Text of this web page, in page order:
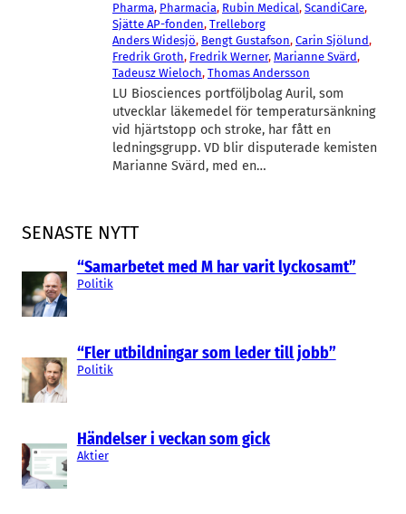
SENASTE NYTT
“Samarbetet med M har varit lyckosamt”
Politik
“Fler utbildningar som leder till jobb”
Politik
Händelser i veckan som gick
Aktier
Pharma, Pharmacia, Rubin Medical, ScandiCare
Sjätte AP-fonden, Trelleborg
Anders Widesjö, Bengt Gustafson, Carin Sjölund
Fredrik Groth, Fredrik Werner, Marianne Svärd
Tadeusz Wieloch, Thomas Andersson
LU Biosciences portföljbolag Auril, som
utvecklar läkemedel för temperatursänkning
vid hjärtstopp och stroke, har fått en
ledningsgrupp. VD blir disputerade kemisten
Marianne Svärd, med en…